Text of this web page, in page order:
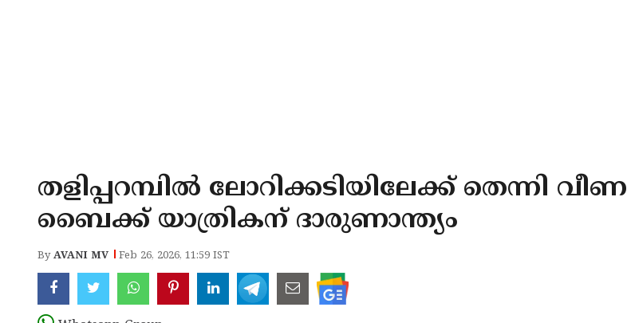
തളിപ്പറമ്പിൽ ലോറിക്കടിയിലേക്ക് തെന്നി വീണ
ബൈക്ക് യാത്രികന് ദാരുണാന്ത്യം
ByAVANI MV Feb 26, 2026, 11:59 IST